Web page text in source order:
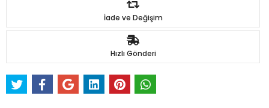
İade ve Değişim
Hızlı Gönderi